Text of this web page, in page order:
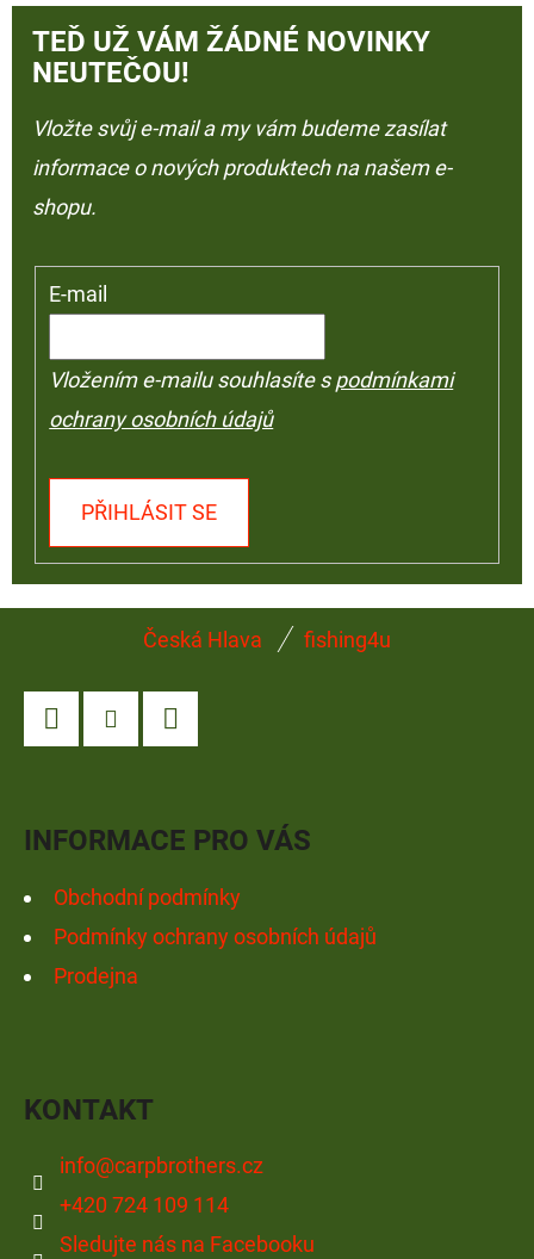
TEĎ UŽ VÁM ŽÁDNÉ NOVINKY
NEUTEČOU!
Vložte svůj e-mail a my vám budeme zasílat
informace o nových produktech na našem e-
shopu.
E-mail
Vložením e-mailu souhlasíte spodmínkami
ochrany osobních údajů
PŘIHLÁSIT SE
Česká Hlava fishing4u
INFORMACE PRO VÁS
Obchodní podmínky
Podmínky ochrany osobních údajů
Prodejna
KONTAKT
info@carpbrothers.cz
+420 724 109 114
Sledujte nás na Facebooku